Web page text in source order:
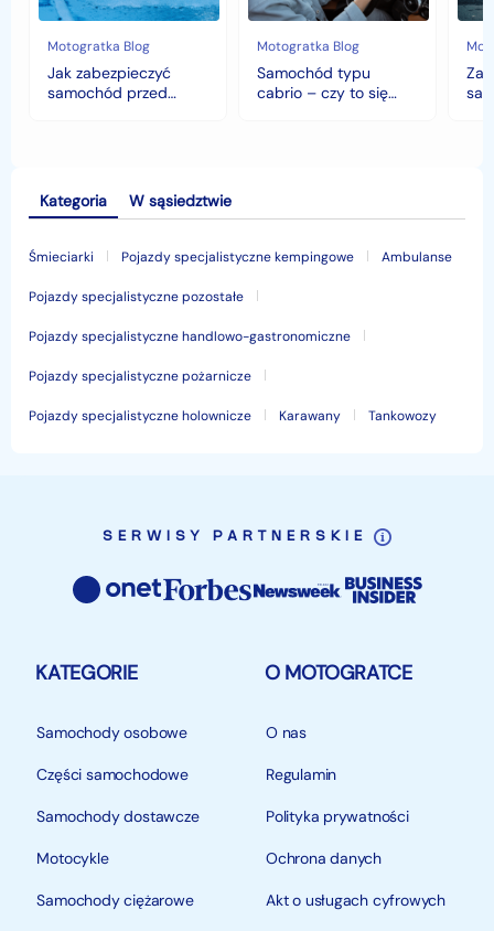
i
deszczem?
Motogratka Blog
Jak zabezpieczyć
samochód przed
się
opłaca
w
polskim
klimacie?
Motogratka Blog
Samochód typu
cabrio – czy to się
Kategoria
Śmieciarki Pojazdy specjalistyczne kempingowe Ambulanse
Pojazdy specjalistyczne pozostałe
Pojazdy specjalistyczne handlowo-gastronomiczne
Pojazdy specjalistyczne pożarnicze
Pojazdy specjalistyczne holownicze Karawany Tankowozy
W sąsiedztwie
SERWISY PARTNERSKIE
KATEGORIE
Samochody osobowe
Części samochodowe
Samochody dostawcze
Motocykle
Samochody ciężarowe
O MOTOGRATCE
O nas
Regulamin
Polityka prywatności
Ochrona danych
Akt o usługach cyfrowych